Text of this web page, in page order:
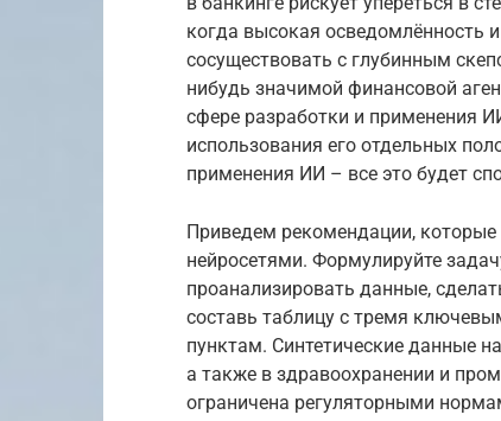
когда высокая осведомлённость
сосуществовать с глубинным
нибудь значимой финансовой
сфере разработки и применения
использования его отдельных
применения ИИ – все это будет
Приведем рекомендации,
нейросетями. Формулируйте
проанализировать данные,
составь таблицу с тремя
пунктам. Синтетические данные
а также в здравоохранении и
ограничена регуляторными